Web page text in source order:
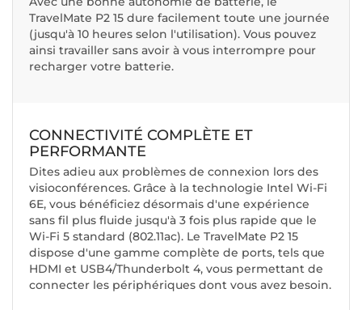
TravelMate P2 15 dure facilement toute une journée
(jusqu'à 10 heures selon l'utilisation). Vous pouvez
ainsi travailler sans avoir à vous interrompre pour
recharger votre batterie.
CONNECTIVITÉ COMPLÈTE ET
PERFORMANTE
Dites adieu aux problèmes de connexion lors des
visioconférences. Grâce à la technologie Intel Wi-Fi
6E, vous bénéficiez désormais d'une expérience
sans fil plus fluide jusqu'à 3 fois plus rapide que le
Wi-Fi 5 standard (802.11ac). Le TravelMate P2 15
dispose d'une gamme complète de ports, tels que
HDMI et USB4/Thunderbolt 4, vous permettant de
connecter les périphériques dont vous avez besoin.